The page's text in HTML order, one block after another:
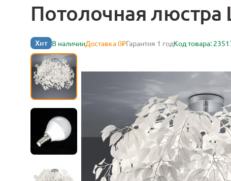
Потолочная люстра
Хит В наличииДоставка 0₽Гарантия 1 годКод товара: